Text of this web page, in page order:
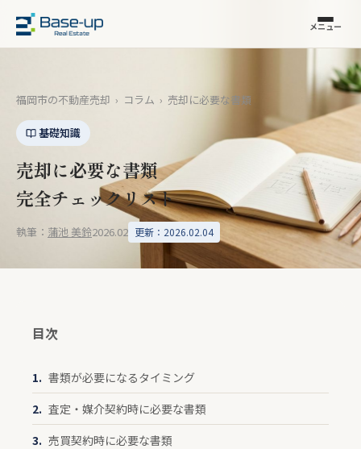
メニュー
福岡市の不動産売却 › コラム › 売却に必要な書類
基礎知識
売却に必要な書類
完全チェックリスト
執筆： 蒲池 美鈴2026.02 更新：2026.02.04
目次
書類が必要になるタイミング
査定・媒介契約時に必要な書類
売買契約時に必要な書類